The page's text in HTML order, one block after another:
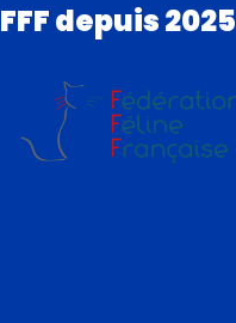
FFF depuis 2025